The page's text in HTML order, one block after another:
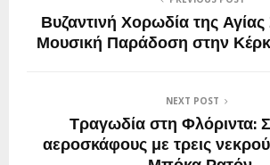
Βυζαντινή Χορωδία της
Μουσική Παράδοση στην
NEXT POST
Τραγωδία στη Φλόριντα:
αεροσκάφους με τρεις